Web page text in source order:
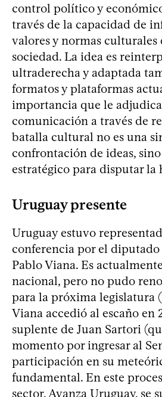
control político y
través de la capacidad de
valores y normas culturales
sociedad. La idea es
ultraderecha y adaptada
formatos y plataformas
importancia que le
comunicación a través de
batalla cultural no es una
confrontación de ideas,
estratégico para disputar la
Uruguay presente
Uruguay estuvo
conferencia por el
Pablo Viana. Es
nacional, pero no pudo
para la próxima legislatura
Viana accedió al escaño en
suplente de Juan Sartori
momento por ingresar al
participación en su
fundamental. En este
sector, Avanza Uruguay, se